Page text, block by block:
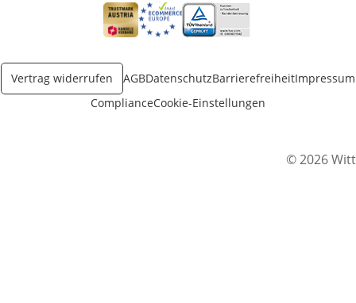
Öffnet in neuem Fenster
Öffnet in neuem Fenster
Öffnet in neuem Fenster
Vertrag widerrufen AGBDatenschutzBarrierefreiheitImpressum
ComplianceCookie-Einstellungen
© 2026 Witt